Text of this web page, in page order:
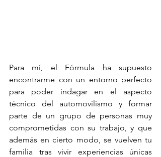
Para mí, el Fórmula ha supuesto
encontrarme con un entorno perfecto
para poder indagar en el aspecto
técnico del automovilismo y formar
parte de un grupo de personas muy
comprometidas con su trabajo, y que
además en cierto modo, se vuelven tu
familia tras vivir experiencias únicas